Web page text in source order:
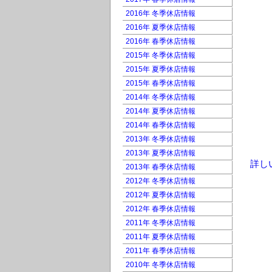
2016年 冬季休店情報
2016年 夏季休店情報
2016年 春季休店情報
2015年 冬季休店情報
2015年 夏季休店情報
2015年 春季休店情報
2014年 冬季休店情報
2014年 夏季休店情報
2014年 春季休店情報
2013年 冬季休店情報
2013年 夏季休店情報
2013年 春季休店情報
2012年 冬季休店情報
2012年 夏季休店情報
2012年 春季休店情報
2011年 冬季休店情報
2011年 夏季休店情報
2011年 春季休店情報
2010年 冬季休店情報
詳し